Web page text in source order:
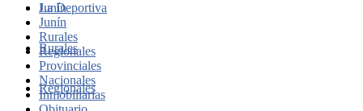
Junín
Rurales
Regionales
La Deportiva
Junín
Rurales
Regionales
Provinciales
Nacionales
Inmobiliarias